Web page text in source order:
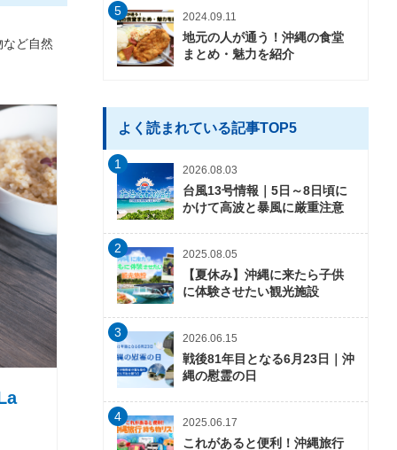
ど自然
5 2024.09.11
地元の人が通う！沖縄の食堂
まとめ・魅力を紹介
よく読まれている記事TOP5
1 2026.08.03
台風13号情報｜5日～8日頃に
かけて高波と暴風に厳重注意
2 2025.08.05
【夏休み】沖縄に来たら子供
に体験させたい観光施設
3 2026.06.15
戦後81年目となる6月23日｜沖
縄の慰霊の日
4 2025.06.17
これがあると便利！沖縄旅行